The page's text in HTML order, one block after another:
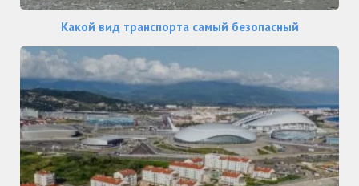
Какой вид транспорта самый безопасный